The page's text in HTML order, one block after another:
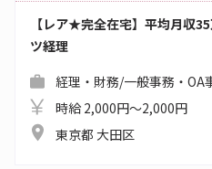
【レア★完全在宅】平均月収
ツ経理
経理・財務/一般事務・OA
時給 2,000円～2,000円
東京都 大田区